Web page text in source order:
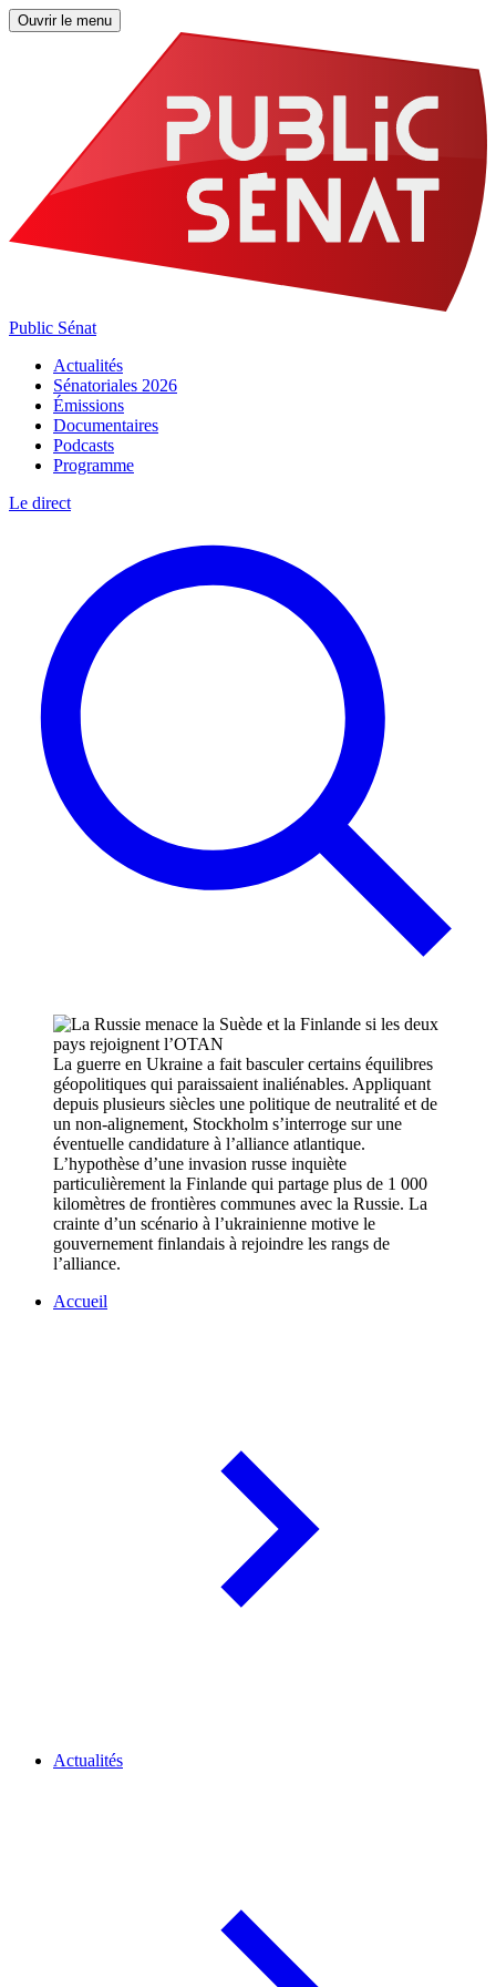
Ouvrir le menu
Public Sénat
Actualités
Sénatoriales 2026
Émissions
Documentaires
Podcasts
Programme
Le direct
La guerre en Ukraine a fait basculer certains équilibres
géopolitiques qui paraissaient inaliénables. Appliquant
depuis plusieurs siècles une politique de neutralité et de
un non-alignement, Stockholm s’interroge sur une
éventuelle candidature à l’alliance atlantique.
L’hypothèse d’une invasion russe inquiète
particulièrement la Finlande qui partage plus de 1 000
kilomètres de frontières communes avec la Russie. La
crainte d’un scénario à l’ukrainienne motive le
gouvernement finlandais à rejoindre les rangs de
l’alliance.
Accueil
Actualités